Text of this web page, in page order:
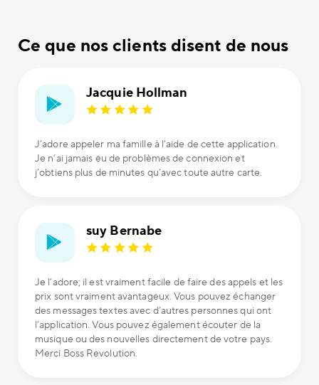
Ce que nos clients disent de nous
Jacquie Hollman
J’adore appeler ma famille à l’aide de cette application.
Je n’ai jamais eu de problèmes de connexion et
j’obtiens plus de minutes qu’avec toute autre carte.
suy Bernabe
Je l’adore; il est vraiment facile de faire des appels et les
prix sont vraiment avantageux. Vous pouvez échanger
des messages textes avec d’autres personnes qui ont
l’application. Vous pouvez également écouter de la
musique ou des nouvelles directement de votre pays.
Merci Boss Revolution.